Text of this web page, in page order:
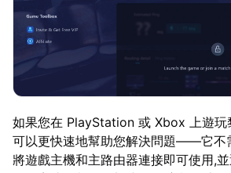
如果您在 PlayStation 或 Xbox 上遊玩
可以更快速地幫助您解決問題——它不
將遊戲主機和主路由器連接即可使用,